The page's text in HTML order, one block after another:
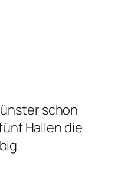
schon
Hallen die